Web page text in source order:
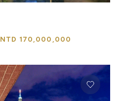
NTD 170,000,000